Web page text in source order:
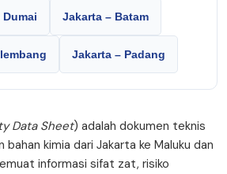
Jakarta – Batam
Jakarta – Padang
Data Sheet) adalah dokumen teknis
kimia dari Jakarta ke Maluku dan
informasi sifat zat, risiko